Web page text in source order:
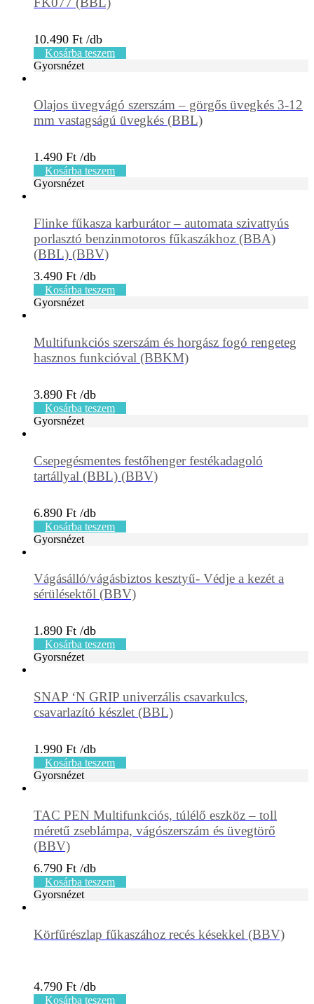
10.490 Ft
Kosárba teszem
Gyorsnézet
Olajos üvegvágó szerszám – görgős üvegkés 3-12
mm vastagságú üvegkés (BBL)
1.490 Ft
Kosárba teszem
Gyorsnézet
Flinke fűkasza karburátor – automata szivattyús
porlasztó benzinmotoros fűkaszákhoz (BBA)
(BBL) (BBV)
3.490 Ft
Kosárba teszem
Gyorsnézet
Multifunkciós szerszám és horgász fogó rengeteg
hasznos funkcióval (BBKM)
3.890 Ft
Kosárba teszem
Gyorsnézet
Csepegésmentes festőhenger festékadagoló
tartállyal (BBL) (BBV)
6.890 Ft
Kosárba teszem
Gyorsnézet
Vágásálló/vágásbiztos kesztyű- Védje a kezét a
sérülésektől (BBV)
1.890 Ft
Kosárba teszem
Gyorsnézet
SNAP ‘N GRIP univerzális csavarkulcs,
csavarlazító készlet (BBL)
1.990 Ft
Kosárba teszem
Gyorsnézet
TAC PEN Multifunkciós, túlélő eszköz – toll
méretű zseblámpa, vágószerszám és üvegtörő
(BBV)
6.790 Ft
Kosárba teszem
Gyorsnézet
Körfűrészlap fűkaszához recés késekkel (BBV)
4.790 Ft
Kosárba teszem